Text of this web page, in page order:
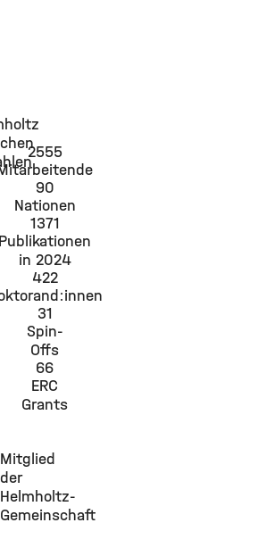
2555
90
Nationen
1371
in 2024
422
31
Spin-
Offs
66
ERC
Grants
Mitglied
der
Helmholtz-
Gemeinschaft